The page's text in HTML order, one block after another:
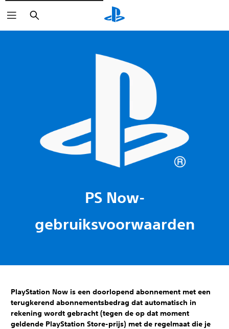
Zoeken
PS Now-
gebruiksvoorwaarden
PlayStation Now is een doorlopend abonnement met een
terugkerend abonnementsbedrag dat automatisch in
rekening wordt gebracht (tegen de op dat moment
geldende PlayStation Store-prijs) met de regelmaat die je